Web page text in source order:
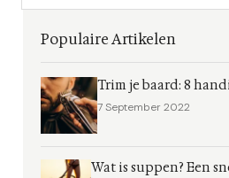
Populaire Artikelen
Trim je baard: 8
7 September 2022
Wat is suppen? Een